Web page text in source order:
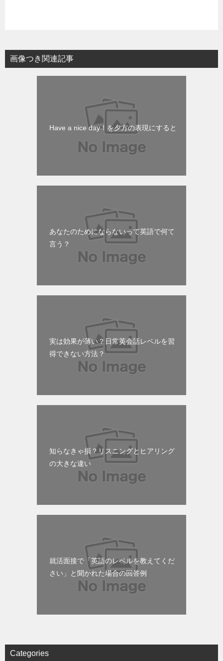
画像つき関連記事
Have a nice day！を夕方の表現にすると
あなたのためにならないって英語で何て
言う？
実は効果が薄い？日常英会話レベルを習
得できない方法？
知らなきゃ損？リスニングとヒアリング
の大きな違い
就活面接で「英語のレベルを教えてくだ
さい」と聞かれた場合の回答例
Categories